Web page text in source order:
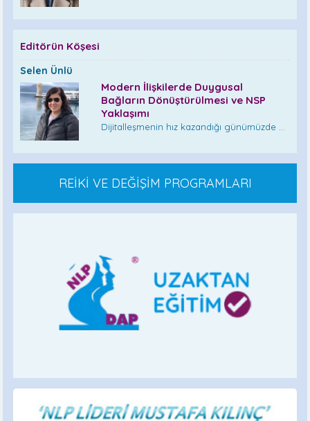
Editörün Köşesi
Selen Ünlü
Modern İlişkilerde Duygusal
Bağların Dönüştürülmesi ve NSP
Yaklaşımı
Dijitalleşmenin hız kazandığı günümüzde ...
REİKİ VE DEĞİŞİM PROGRAMLARI